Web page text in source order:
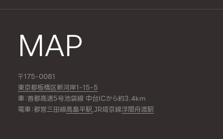
MAP
〒175-0081
東京都板橋区新河岸1-15-5
車：首都高速5号池袋線 中台ICから約3.4km
電車：都営三田線高島平駅,JR埼京線浮間舟渡駅